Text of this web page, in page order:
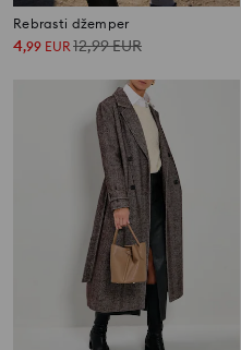
Rebrasti džemper
4,99 EUR 12,99EUR